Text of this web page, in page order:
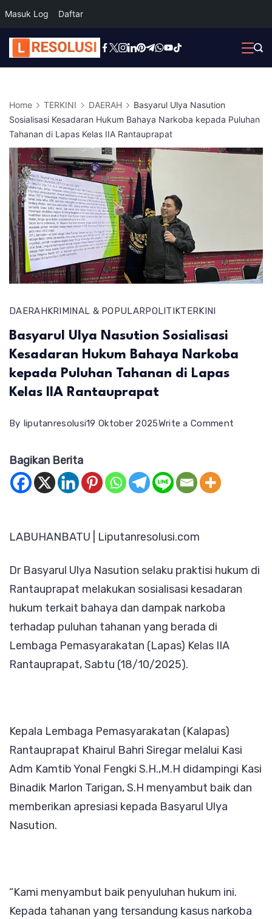
Masuk Log Daftar
Skip
to
Home TERKINI DAERAH
Basyarul Ulya Nasution
Sosialisasi Kesadaran Hukum Bahaya Narkoba kepada Puluhan
Tahanan di Lapas Kelas IIA Rantauprapat
DAERAHKRIMINAL & POPULARPOLITIKTERKINI
Basyarul Ulya Nasution Sosialisasi
Kesadaran Hukum Bahaya Narkoba
kepada Puluhan Tahanan di Lapas
Kelas IIA Rantauprapat
By liputanresolusi19 Oktober 2025Write a Comment
Narkoba
kepada
Bagikan Berita
LABUHANBATU | Liputanresolusi.com
Dr Basyarul Ulya Nasution selaku praktisi hukum di
Rantauprapat melakukan sosialisasi kesadaran
hukum terkait bahaya dan dampak narkoba
terhadap puluhan tahanan yang berada di
Lembaga Pemasyarakatan (Lapas) Kelas IIA
Rantauprapat, Sabtu (18/10/2025).
Kepala Lembaga Pemasyarakatan (Kalapas)
Rantauprapat Khairul Bahri Siregar melalui Kasi
Adm Kamtib Yonal Fengki S.H.,M.H didampingi Kasi
Binadik Marlon Tarigan, S.H menyambut baik dan
memberikan apresiasi kepada Basyarul Ulya
Nasution.
“Kami menyambut baik penyuluhan hukum ini.
Kepada tahanan yang tersandung kasus narkoba